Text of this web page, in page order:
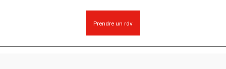
Prendre un rdv